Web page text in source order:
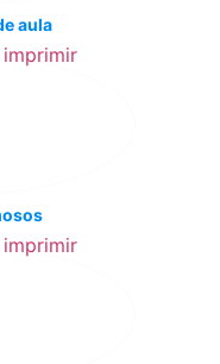
aula